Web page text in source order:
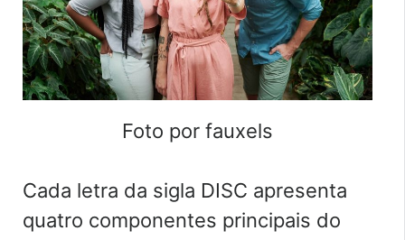
Foto por fauxels
Cada letra da sigla DISC apresenta
quatro componentes principais do